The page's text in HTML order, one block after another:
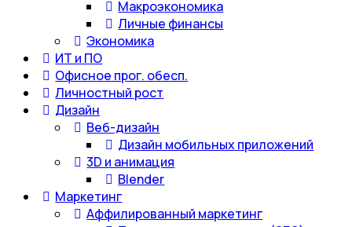
Макроэкономика
Личные финансы
Экономика
ИТ и ПО
Офисное прог. обесп.
Личностный рост
Дизайн
Веб-дизайн
Дизайн мобильных приложений
3D и анимация
Blender
Маркетинг
Аффилированный маркетинг